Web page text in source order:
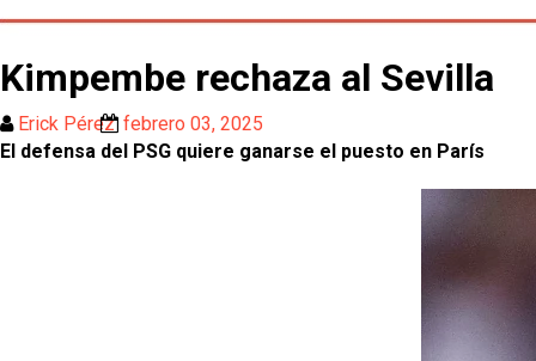
Kimpembe rechaza al Sevilla
Erick Pérez febrero 03, 2025
El defensa del PSG quiere ganarse el puesto en París